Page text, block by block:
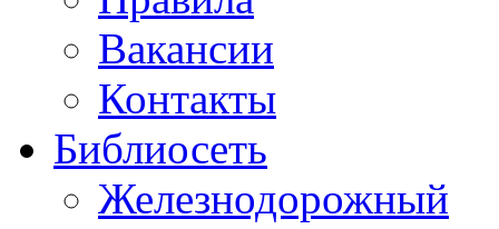
Вакансии
Контакты
Библиосеть
Железнодорожный